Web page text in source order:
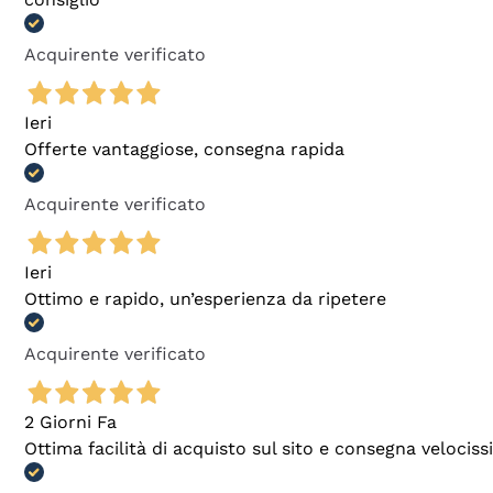
Acquirente verificato
Ieri
Offerte vantaggiose, consegna rapida
Acquirente verificato
Ieri
Ottimo e rapido, un’esperienza da ripetere
Acquirente verificato
2 Giorni Fa
Ottima facilità di acquisto sul sito e consegna